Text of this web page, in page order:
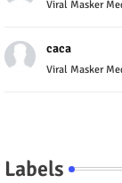
Viral Masker
caca
Viral Masker
Labels